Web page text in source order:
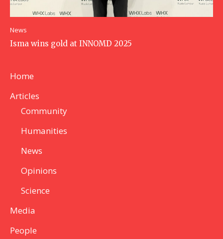
News
Isma wins gold at INNOMD 2025
Home
Articles
Community
Humanities
News
Opinions
Science
Media
People